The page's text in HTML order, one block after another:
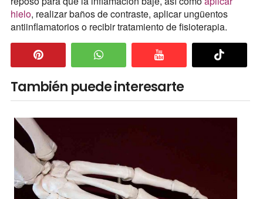
hielo, realizar baños de contraste, aplicar ungüentos
antiinflamatorios o recibir tratamiento de fisioterapia.
También puede interesarte